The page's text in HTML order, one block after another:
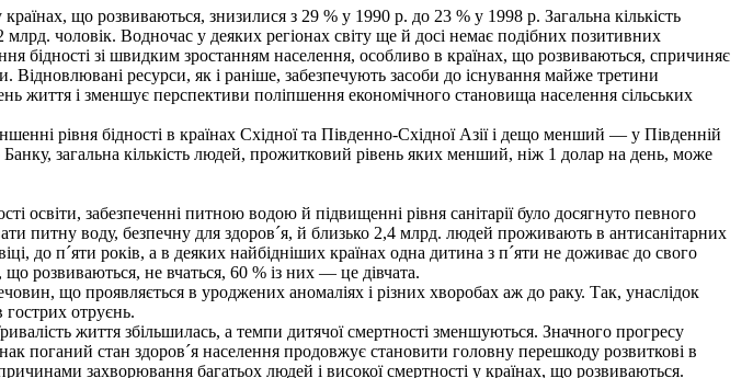
що розвиваються, знизилися з 29 % у 1990 р. до 23 % у 1998 р. Загальна кількість
чоловік. Водночас у деяких регіонах світу ще й досі немає подібних позитивних
бідності зі швидким зростанням населення, особливо в країнах, що розвиваються, спричиняє
Відновлювані ресурси, як і раніше, забезпечують засоби до існування майже третини
життя і зменшує перспективи поліпшення економічного становища населення сільських
рівня бідності в країнах Східної та Південно-Східної Азії і дещо менший — у Південній
загальна кількість людей, прожитковий рівень яких менший, ніж 1 долар на день, може
освіти, забезпеченні питною водою й підвищенні рівня санітарії було досягнуто певного
питну воду, безпечну для здоров´я, й близько 2,4 млрд. людей проживають в антисанітарних
до п´яти років, а в деяких найбідніших країнах одна дитина з п´яти не доживає до свого
розвиваються, не вчаться, 60 % із них — це дівчата.
що проявляється в уроджених аномаліях і різних хворобах аж до раку. Так, унаслідок
отруєнь.
життя збільшилась, а темпи дитячої смертності зменшуються. Значного прогресу
поганий стан здоров´я населення продовжує становити головну перешкоду розвиткові в
причинами захворювання багатьох людей і високої смертності у країнах, що розвиваються.